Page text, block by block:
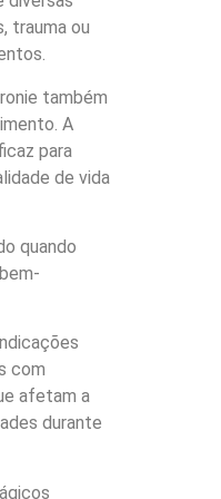
trauma ou
também
A
para
de vida
quando
com
afetam a
durante